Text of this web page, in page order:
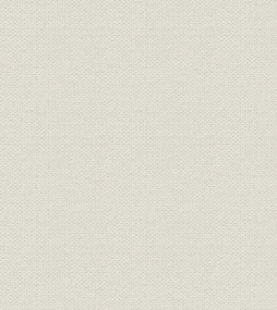
府県別電灯需要 群馬
1887(明治
年